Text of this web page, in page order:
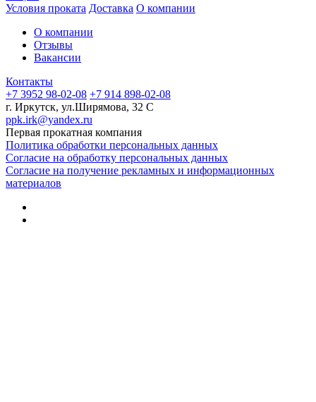
Условия проката Доставка О компании
О компании
Отзывы
Вакансии
Контакты
+7 3952 98-02-08 +7 914 898-02-08
г. Иркутск, ул.Ширямова, 32 С
ppk.irk@yandex.ru
Первая прокатная компания
Политика обработки персональных данных
Согласие на обработку персональных данных
Согласие на получение рекламных и информационных
материалов